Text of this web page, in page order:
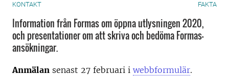
KONTAKT FAKTA
Information från Formas om öppna utlysningen 2020,
och presentationer om att skriva och bedöma Formas-
ansökningar.
Anmälan senast 27 februari i webbformulär.